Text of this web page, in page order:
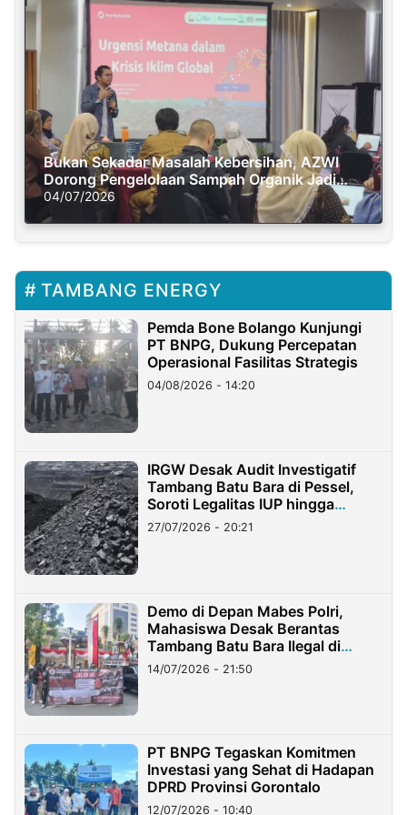
Bukan Sekadar Masalah Kebersihan, AZWI
Dorong Pengelolaan Sampah Organik Jadi
Solusi Krisis Iklim
04/07/2026
TAMBANG ENERGY
Pemda Bone Bolango Kunjungi
PT BNPG, Dukung Percepatan
Operasional Fasilitas Strategis
04/08/2026 - 14:20
IRGW Desak Audit Investigatif
Tambang Batu Bara di Pessel,
Soroti Legalitas IUP hingga
Stockpile
27/07/2026 - 20:21
Demo di Depan Mabes Polri,
Mahasiswa Desak Berantas
Tambang Batu Bara Ilegal di
Lampung
14/07/2026 - 21:50
PT BNPG Tegaskan Komitmen
Investasi yang Sehat di Hadapan
DPRD Provinsi Gorontalo
12/07/2026 - 10:40